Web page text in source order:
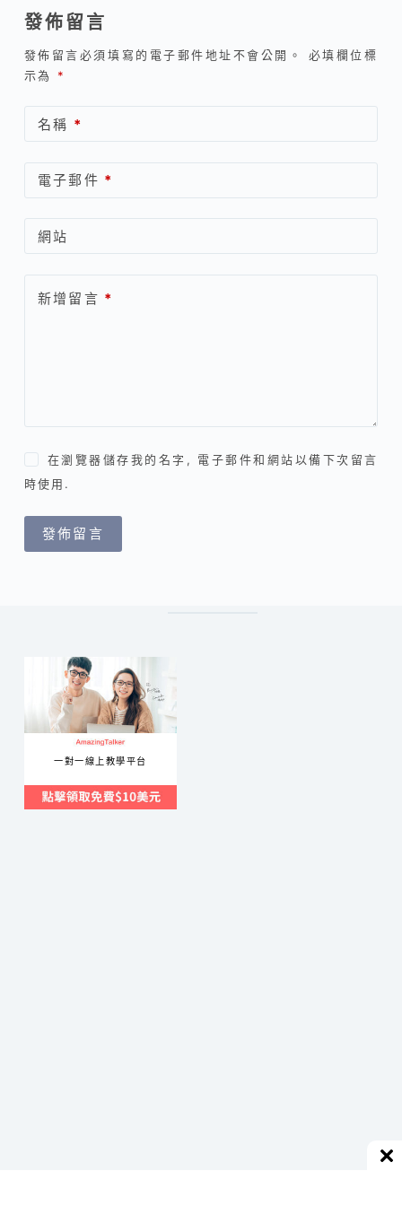
覽
發佈留言
發佈留言必須填寫的電子郵件地址不會公開。
必填欄位標
示為 *
名稱 *
電子郵件 *
網站
新增留言 *
在瀏覽器儲存我的名字, 電子郵件和網站以備下次留言
時使用.
發佈留言
一對一線上教學平台